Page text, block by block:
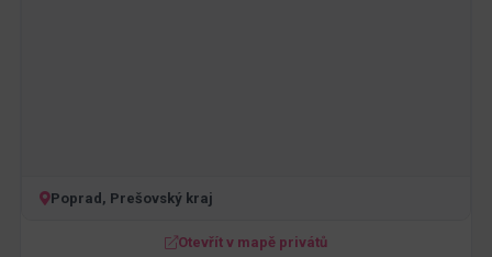
Poprad, Prešovský kraj
Otevřít v mapě privátů